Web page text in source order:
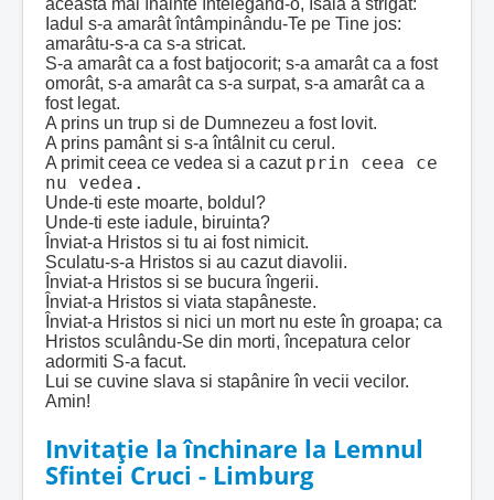
aceasta mai înainte întelegând-o, Isaia a strigat:
Iadul s-a amarât întâmpinându-Te pe Tine jos:
amarâtu-s-a ca s-a stricat.
S-a amarât ca a fost batjocorit; s-a amarât ca a fost
omorât, s-a amarât ca s-a surpat, s-a amarât ca a
fost legat.
A prins un trup si de Dumnezeu a fost lovit.
A prins pamânt si s-a întâlnit cu cerul.
A primit ceea ce vedea si a cazut prin ceea ce
nu vedea.
Unde-ti este moarte, boldul?
Unde-ti este iadule, biruinta?
Înviat-a Hristos si tu ai fost nimicit.
Sculatu-s-a Hristos si au cazut diavolii.
Înviat-a Hristos si se bucura îngerii.
Înviat-a Hristos si viata stapâneste.
Înviat-a Hristos si nici un mort nu este în groapa; ca
Hristos sculându-Se din morti, începatura celor
adormiti S-a facut.
Lui se cuvine slava si stapânire în vecii vecilor.
Amin!
Invitație la închinare la Lemnul
Sfintei Cruci - Limburg